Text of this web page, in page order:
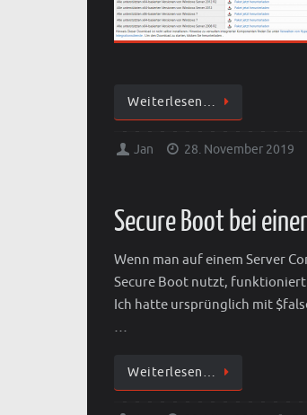
Weiterlesen…
Jan 28. November 2019
Secure Boot bei
Wenn man auf einem Server
Secure Boot nutzt, funktioniert
Ich hatte ursprünglich mit
…
Weiterlesen…